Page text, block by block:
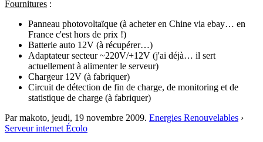
Fournitures :
Panneau photovoltaïque (à acheter en Chine via ebay… en
France c'est hors de prix !)
Batterie auto 12V (à récupérer…)
Adaptateur secteur ~220V/+12V (j'ai déjà… il sert
actuellement à alimenter le serveur)
Chargeur 12V (à fabriquer)
Circuit de détection de fin de charge, de monitoring et de
statistique de charge (à fabriquer)
Par makoto, jeudi, 19 novembre 2009. Energies Renouvelables ›
Serveur internet Écolo